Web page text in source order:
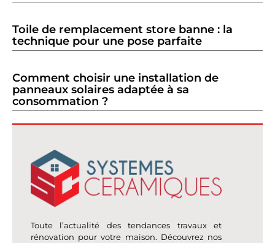
Toile de remplacement store banne : la
technique pour une pose parfaite
Comment choisir une installation de
panneaux solaires adaptée à sa
consommation ?
Toute l’actualité des tendances travaux et
rénovation pour votre maison. Découvrez nos